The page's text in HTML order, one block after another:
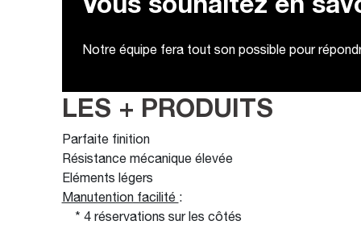
Notre équipe fera tout son possible pour
LES + PRODUITS
Parfaite finition
Résistance mécanique élevée
Eléments légers
Manutention facilité :
* 4 réservations sur les côtés